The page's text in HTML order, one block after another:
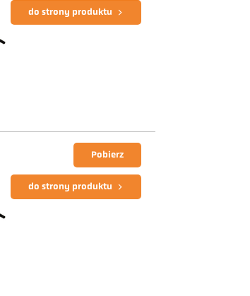
do strony produktu
Pobierz
do strony produktu